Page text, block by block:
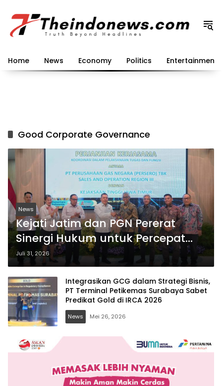
konten
Home News Economy Politics Entertainment
Good Corporate Governance
News
Kejati Jatim dan PGN Pererat
Sinergi Hukum untuk Percepat
Pengembangan Infrastruktur Gas
Bumi
Juli 31, 2026
Integrasikan GCG dalam Strategi Bisnis,
PT Terminal Petikemas Surabaya Sabet
Predikat Gold di IRCA 2026
News Mei 26, 2026